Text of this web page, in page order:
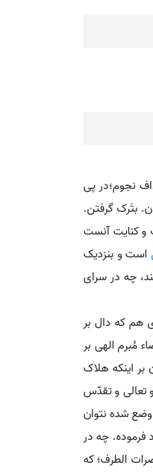
نجوم؛در پی
بتَرک گرفتن.
و کنایت آنست
است و بنزدیک
چه در سرای
هم که دال بر
مُبرم الهی بر
بر اینکه هلاک
تعالی و تقدّس
وضع شده نتوان
چه در
الطرف؛ که